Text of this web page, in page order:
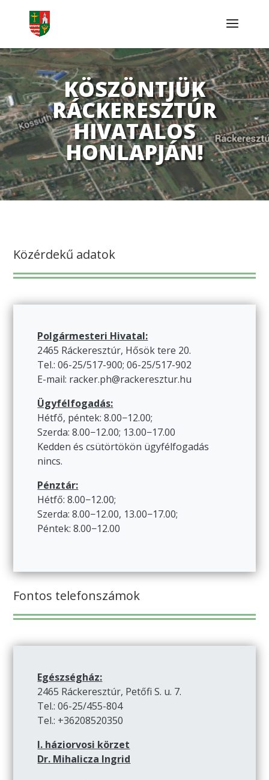
KÖSZÖNTJÜK
RÁCKERESZTÚR
HIVATALOS
HONLAPJÁN!
Közérdekű adatok
Polgármesteri Hivatal:
2465 Ráckeresztúr, Hősök tere 20.
Tel.: 06-25/517-900; 06-25/517-902
E-mail: racker.ph@rackeresztur.hu
Ügyfélfogadás:
Hétfő, péntek: 8.00−12.00;
Szerda: 8.00−12.00; 13.00−17.00
Kedden és csütörtökön ügyfélfogadás
nincs.
Pénztár:
Hétfő: 8.00−12.00;
Szerda: 8.00−12.00, 13.00−17.00;
Péntek: 8.00−12.00
Fontos telefonszámok
Egészségház:
2465 Ráckeresztúr, Petőfi S. u. 7.
Tel.: 06-25/455-804
Tel.: +36208520350
I. háziorvosi körzet
Dr. Mihalicza Ingrid